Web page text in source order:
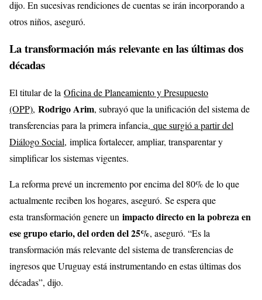
dijo. En sucesivas rendiciones de cuentas se irán incorporando a
otros niños, aseguró.
La transformación más relevante en las últimas dos
décadas
El titular de la Oficina de Planeamiento y Presupuesto
(OPP), Rodrigo Arim, subrayó que la unificación del sistema de
transferencias para la primera infancia, que surgió a partir del
Diálogo Social, implica fortalecer, ampliar, transparentar y
simplificar los sistemas vigentes.
La reforma prevé un incremento por encima del 80% de lo que
actualmente reciben los hogares, aseguró. Se espera que
esta transformación genere un impacto directo en la pobreza en
ese grupo etario, del orden del 25%, aseguró. “Es la
transformación más relevante del sistema de transferencias de
ingresos que Uruguay está instrumentando en estas últimas dos
décadas”, dijo.